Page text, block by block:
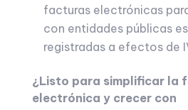
facturas electrónicas
con entidades públicas
registradas a efectos de
¿Listo para simplificar la
electrónica y crecer con